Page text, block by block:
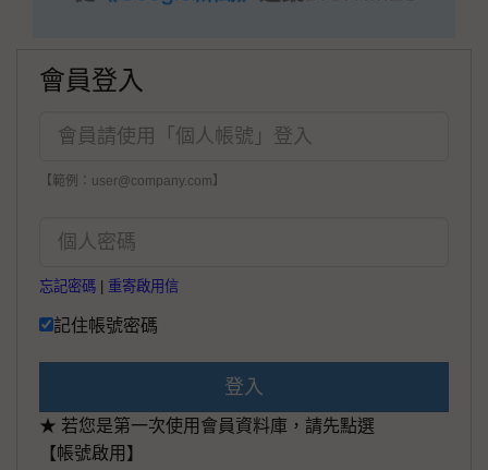
會員登入
【範例：user@company.com】
忘記密碼 重寄啟用信
記住帳號密碼
登入
★ 若您是第一次使用會員資料庫，請先點選
【帳號啟用】